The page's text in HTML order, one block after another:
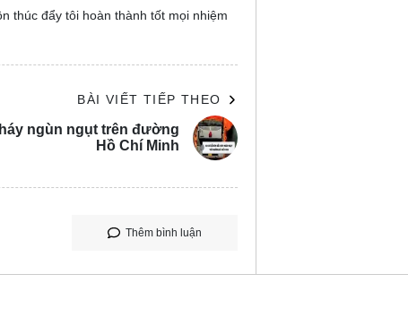
thúc đẩy tôi hoàn thành tốt mọi nhiệm
BÀI VIẾT TIẾP THEO
ngùn ngụt trên đường
Hồ Chí Minh
Thêm bình luận